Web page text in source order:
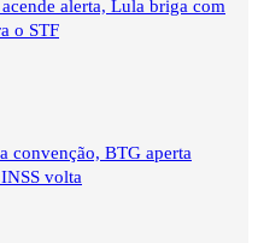
alerta, Lula briga com
o STF
convenção, BTG aperta
volta